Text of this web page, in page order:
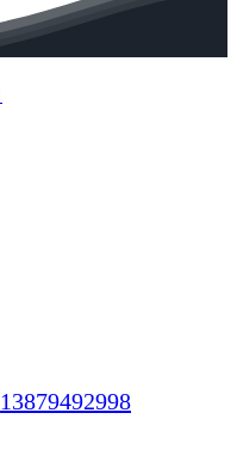
13879492998